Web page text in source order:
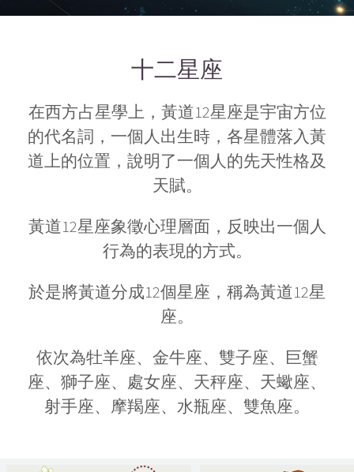
十二星座
在西方占星學上，黃道12星座是宇宙方位
的代名詞，一個人出生時，各星體落入黃
道上的位置，說明了一個人的先天性格及
天賦。
黃道12星座象徵心理層面，反映出一個人
行為的表現的方式。
於是將黃道分成12個星座，稱為黃道12星
座。
依次為牡羊座、金牛座、雙子座、巨蟹
座、獅子座、處女座、天秤座、天蠍座、
射手座、摩羯座、水瓶座、雙魚座。